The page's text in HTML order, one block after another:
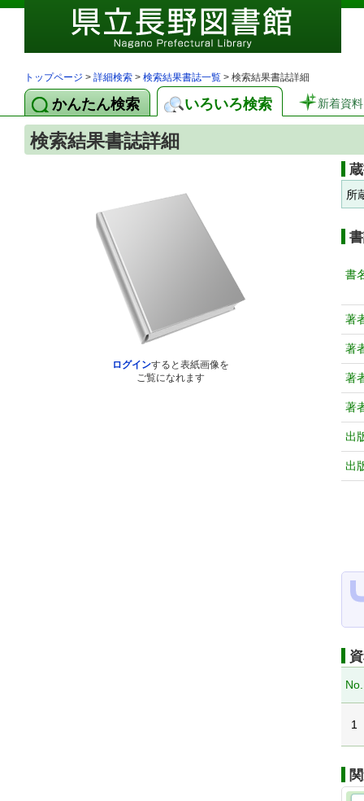
トップページ > 詳細検索 > 検索結果書誌一覧 > 検索結果書誌詳細
かんたん検索 いろいろ検索 新着資料
検索結果書誌詳細
ログインすると表紙画像を
ご覧になれます
所
書
著
著
著
著
出
出
No.
1